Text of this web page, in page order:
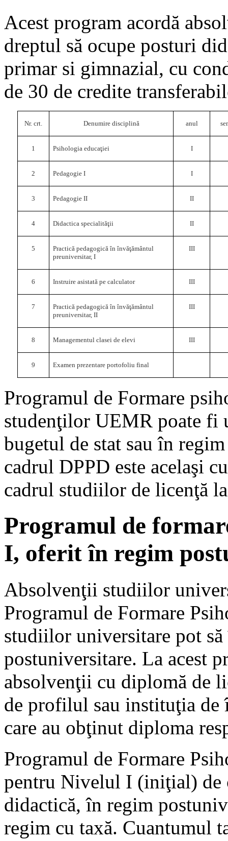
Acest program acordă
dreptul să ocupe posturi
primar si gimnazial, cu
de 30 de credite
Nr. crt. Denumire disciplină anul
1 Psihologia educaţiei I
2 Pedagogie I I
3 Pedagogie II II
4 Didactica specialităţii II
5
Practică pedagogică în învăţământul
preuniversitar, I
III
6 Instruire asistată pe calculator III
7
Practică pedagogică în învăţământul
preuniversitar, II
III
8 Managementul clasei de elevi III
9 Examen prezentare portofoliu final
Programul de Formare
studenţilor UEMR poate fi
bugetul de stat sau în
cadrul DPPD este acelaşi
cadrul studiilor de licenţă
Programul de
I, oferit în regim
Absolvenţii studiilor
Programul de Formare
studiilor universitare pot
postuniversitare. La acest
absolvenţii cu diplomă de
de profilul sau instituţia de
care au obţinut diploma
Programul de Formare
pentru Nivelul I (iniţial) de
didactică, în regim
regim cu taxă. Cuantumul